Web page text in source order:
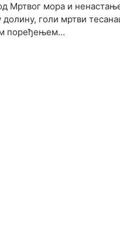
мора и
голи мртви
поређењем…